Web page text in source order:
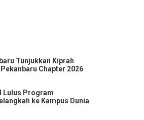
Tunjukkan Kiprah
Chapter 2026
Lulus Program
ke Kampus Dunia